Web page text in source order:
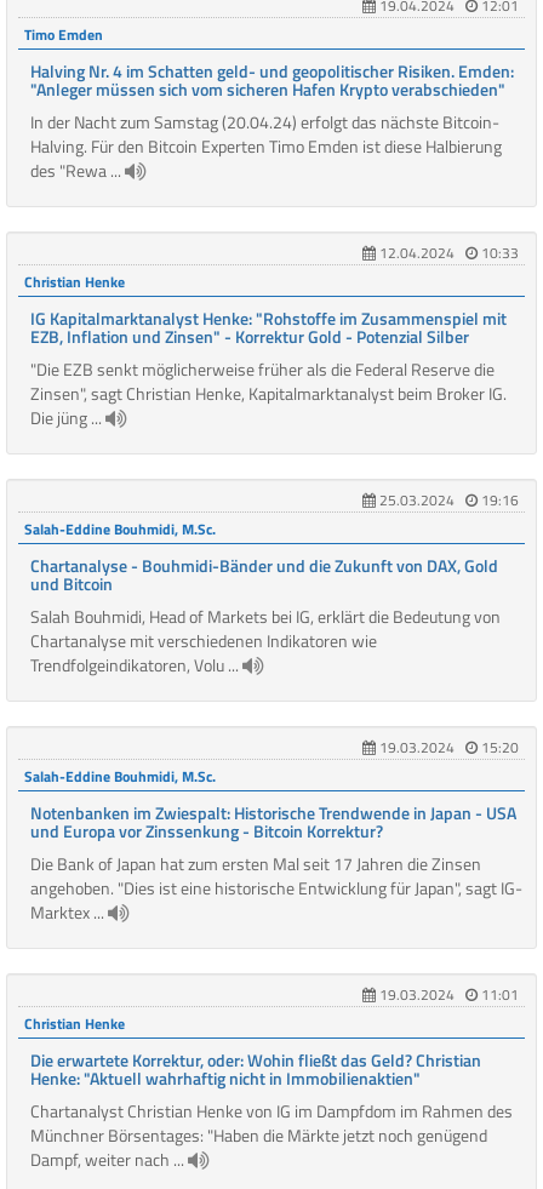
19.04.2024
12:01
Timo Emden
Halving Nr. 4 im Schatten geld- und geopolitischer Risiken. Emden:
"Anleger müssen sich vom sicheren Hafen Krypto verabschieden"
In der Nacht zum Samstag (20.04.24) erfolgt das nächste Bitcoin-
Halving. Für den Bitcoin Experten Timo Emden ist diese Halbierung
des "Rewa ...
12.04.2024
10:33
Christian Henke
IG Kapitalmarktanalyst Henke: "Rohstoffe im Zusammenspiel mit
EZB, Inflation und Zinsen" - Korrektur Gold - Potenzial Silber
"Die EZB senkt möglicherweise früher als die Federal Reserve die
Zinsen", sagt Christian Henke, Kapitalmarktanalyst beim Broker IG.
Die jüng ...
25.03.2024
19:16
Salah-Eddine Bouhmidi, M.Sc.
Chartanalyse - Bouhmidi-Bänder und die Zukunft von DAX, Gold
und Bitcoin
Salah Bouhmidi, Head of Markets bei IG, erklärt die Bedeutung von
Chartanalyse mit verschiedenen Indikatoren wie
Trendfolgeindikatoren, Volu ...
19.03.2024
15:20
Salah-Eddine Bouhmidi, M.Sc.
Notenbanken im Zwiespalt: Historische Trendwende in Japan - USA
und Europa vor Zinssenkung - Bitcoin Korrektur?
Die Bank of Japan hat zum ersten Mal seit 17 Jahren die Zinsen
angehoben. "Dies ist eine historische Entwicklung für Japan", sagt IG-
Marktex ...
19.03.2024
11:01
Christian Henke
Die erwartete Korrektur, oder: Wohin fließt das Geld? Christian
Henke: "Aktuell wahrhaftig nicht in Immobilienaktien"
Chartanalyst Christian Henke von IG im Dampfdom im Rahmen des
Münchner Börsentages: "Haben die Märkte jetzt noch genügend
Dampf, weiter nach ...